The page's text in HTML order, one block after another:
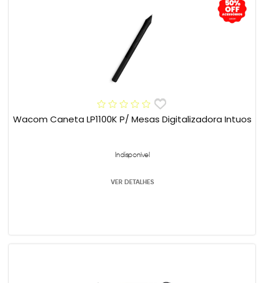
Wacom Caneta LP1100K P/ Mesas Digitalizadora Intuos
Indisponível
VER DETALHES